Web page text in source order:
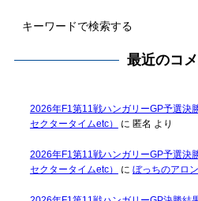
最近のコ
2026年F1第11戦ハンガリーGP予選決
セクタータイムetc）
に 匿名 より
2026年F1第11戦ハンガリーGP予選決
セクタータイムetc）
に ぼっちのアロ